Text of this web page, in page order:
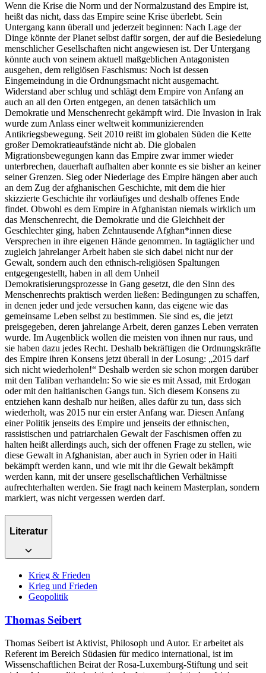
Wenn die Krise die Norm und der Normalzustand des Empire ist,
heißt das nicht, dass das Empire seine Krise überlebt. Sein
Untergang kann überall und jederzeit beginnen: Nach Lage der
Dinge könnte der Planet selbst dafür sorgen, der auf die Besiedelung
menschlicher Gesellschaften nicht angewiesen ist. Der Untergang
könnte auch von seinem aktuell maßgeblichen Antagonisten
ausgehen, dem religiösen Faschismus: Noch ist dessen
Eingemeindung in die Ordnungsmacht nicht ausgemacht.
Widerstand aber schlug und schlägt dem Empire von Anfang an
auch an all den Orten entgegen, an denen tatsächlich um
Demokratie und Menschenrecht gekämpft wird. Die Invasion in Irak
wurde zum Anlass einer weltweit kommunizierenden
Antikriegsbewegung. Seit 2010 reißt im globalen Süden die Kette
großer Demokratieaufstände nicht ab. Die globalen
Migrationsbewegungen kann das Empire zwar immer wieder
unterbrechen, dauerhaft aufhalten aber konnte es sie bisher an keiner
seiner Grenzen. Sieg oder Niederlage des Empire hängen aber auch
an dem Zug der afghanischen Geschichte, mit dem die hier
skizzierte Geschichte ihr vorläufiges und deshalb offenes Ende
findet. Obwohl es dem Empire in Afghanistan niemals wirklich um
das Menschenrecht, die Demokratie und die Gleichheit der
Geschlechter ging, haben Zehntausende Afghan*innen diese
Versprechen in ihre eigenen Hände genommen. In tagtäglicher und
zugleich jahrelanger Arbeit haben sie sich dabei nicht nur der
Gewalt, sondern auch den ethnisch-religiösen Spaltungen
entgegengestellt, haben in all dem Unheil
Demokratisierungsprozesse in Gang gesetzt, die den Sinn des
Menschenrechts praktisch werden ließen: Bedingungen zu schaffen,
in denen jeder und jede versuchen kann, das eigene wie das
gemeinsame Leben selbst zu bestimmen. Sie sind es, die jetzt
preisgegeben, deren jahrelange Arbeit, deren ganzes Leben verraten
wurde. Im Augenblick wollen die meisten von ihnen nur raus, und
sie haben dazu jedes Recht. Deshalb bekräftigen die Ordnungskräfte
des Empire ihren Konsens jetzt überall in der Losung: „2015 darf
sich nicht wiederholen!“ Deshalb werden sie schon morgen darüber
mit den Taliban verhandeln: So wie sie es mit Assad, mit Erdogan
oder mit den haitianischen Gangs tun. Sich diesem Konsens zu
entziehen kann deshalb nur heißen, alles dafür zu tun, dass sich
wiederholt, was 2015 nur ein erster Anfang war. Diesen Anfang
einer Politik jenseits des Empire und jenseits der ethnischen,
rassistischen und patriarchalen Gewalt der Faschismen offen zu
halten heißt allerdings auch, sich der offenen Frage zu stellen, wie
diese Gewalt in Afghanistan, aber auch in Syrien oder in Haiti
bekämpft werden kann, und wie mit ihr die Gewalt bekämpft
werden kann, mit der unsere gesellschaftlichen Verhältnisse
aufrechterhalten werden. Sie fragt nach keinem Masterplan, sondern
markiert, was nicht vergessen werden darf.
Literatur
Krieg & Frieden
Krieg und Frieden
Geopolitik
Thomas Seibert
Thomas Seibert ist Aktivist, Philosoph und Autor. Er arbeitet als
Referent im Bereich Südasien für medico international, ist im
Wissenschaftlichen Beirat der Rosa-Luxemburg-Stiftung und seit